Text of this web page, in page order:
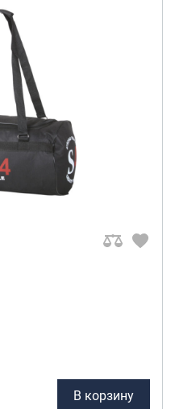
В корзину